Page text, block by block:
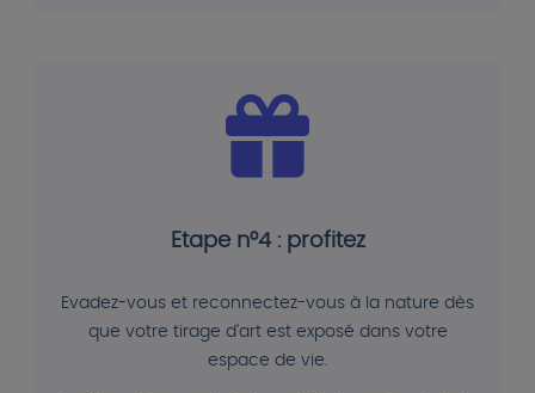
Etape n°4 : profitez
Evadez-vous et reconnectez-vous à la nature dès
que votre tirage d'art est exposé dans votre
espace de vie.